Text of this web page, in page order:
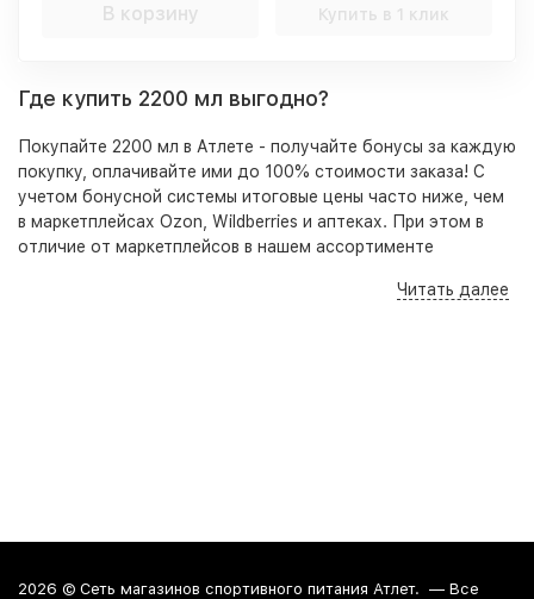
В корзину Купить в 1 клик
Где купить 2200 мл выгодно?
Покупайте 2200 мл в Атлете - получайте бонусы за каждую
покупку, оплачивайте ими до 100% стоимости заказа! С
учетом бонусной системы итоговые цены часто ниже, чем
в маркетплейсах Ozon, Wildberries и аптеках. При этом в
отличие от маркетплейсов в нашем ассортименте
гарантирующие безопасность приема и высокую
Краснодаре, Анапе и Новороссийске. По Краснодару
Читать далее
2026 © Сеть магазинов спортивного питания Атлет. — Все